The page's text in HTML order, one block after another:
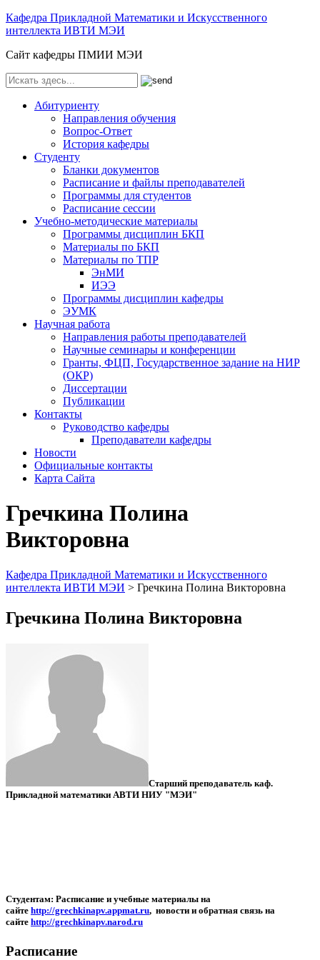
Кафедра Прикладной Математики и Искусственного
интеллекта ИВТИ МЭИ
Сайт кафедры ПМИИ МЭИ
Абитуриенту
Направления обучения
Вопрос-Ответ
История кафедры
Студенту
Бланки документов
Расписание и файлы преподавателей
Программы для студентов
Расписание сессии
Учебно-методические материалы
Программы дисциплин БКП
Материалы по БКП
Материалы по ТПР
ЭнМИ
ИЭЭ
Программы дисциплин кафедры
ЭУМК
Научная работа
Направления работы преподавателей
Научные семинары и конференции
Гранты, ФЦП, Государственное задание на НИР
(ОКР)
Диссертации
Публикации
Контакты
Руководство кафедры
Преподаватели кафедры
Новости
Официальные контакты
Карта Сайта
Гречкина Полина
Викторовна
Кафедра Прикладной Математики и Искусственного
интеллекта ИВТИ МЭИ > Гречкина Полина Викторовна
Гречкина Полина Викторовна
Старший преподаватель каф.
Прикладной математики АВТИ НИУ "МЭИ"
Студентам: Расписание и учебные материалы на
сайте http://grechkinapv.appmat.ru, новости и обратная связь на
сайте http://grechkinapv.narod.ru
Расписание